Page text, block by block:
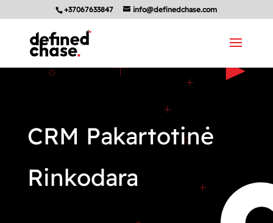
+37067633847 info@definedchase.com
CRM Pakartotinė
Rinkodara